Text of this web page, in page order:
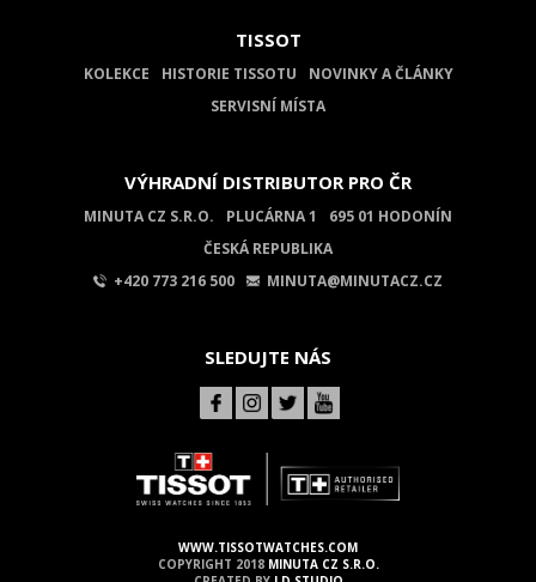
TISSOT
KOLEKCE HISTORIE TISSOTU
NOVINKY A ČLÁNKY
SERVISNÍ MÍSTA
VÝHRADNÍ DISTRIBUTOR PRO ČR
MINUTA CZ S.R.O. PLUCÁRNA 1
695 01 HODONÍN
ČESKÁ REPUBLIKA
+420 773 216 500
MINUTA@MINUTACZ.CZ
SLEDUJTE NÁS
WWW.TISSOTWATCHES.COM
COPYRIGHT 2018 MINUTA CZ S.R.O.